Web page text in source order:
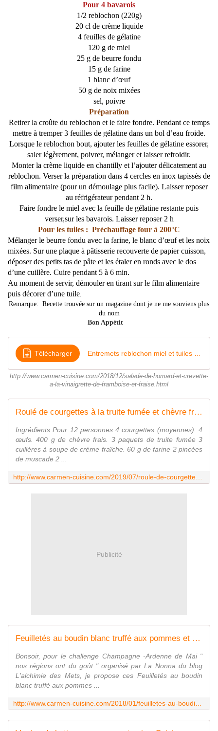
Pour 4 bavarois
1/2 reblochon (220g)
20 cl de crème liquide
4 feuilles de gélatine
120 g de miel
25 g de beurre fondu
15 g de farine
1 blanc d’œuf
50 g de noix mixées
sel, poivre
Préparation
Retirer la croûte du reblochon et le faire fondre. Pendant ce temps
mettre à tremper 3 feuilles de gélatine dans un bol d’eau froide.
Lorsque le reblochon bout, ajouter les feuilles de gélatine essorer,
saler légèrement, poivrer, mélanger et laisser refroidir.
Monter la crème liquide en chantilly et l’ajouter délicatement au
reblochon. Verser la préparation dans 4 cercles en inox tapissés de
film alimentaire (pour un démoulage plus facile). Laisser reposer
au réfrigérateur pendant 2 h.
Faire fondre le miel avec la feuille de gélatine restante puis
verser,sur les bavarois. Laisser reposer 2 h
Pour les tuiles : Préchauffage four à 200°C
Mélanger le beurre fondu avec la farine, le blanc d’œuf et les noix
mixées. Sur une plaque à pâtisserie recouverte de papier cuisson,
déposer des petits tas de pâte et les étaler en ronds avec le dos
d’une cuillère. Cuire pendant 5 à 6 min.
Au moment de servir, démouler en tirant sur le film alimentaire
puis décorer d’une tuile.
Remarque: Recette trouvée sur un magazine dont je ne me souviens plus
du nom
Bon Appétit
Télécharger
http://www.carmen-cuisine.com/2018/12/salade-de-homard-et-crevette-
a-la-vinaigrette-de-framboise-et-fraise.html
Roulé de courgettes à la truite fumée et chèvre frais - Cuisine gourmande de Carmencita
Ingrédients Pour 12 personnes 4 courgettes (moyennes). 4
œufs. 400 g de chèvre frais. 3 paquets de truite fumée 3
cuillères à soupe de crème fraîche. 60 g de farine 2 pincées
de muscade 2 ...
Publicité
Feuilletés au boudin blanc truffé aux pommes et confit d'oignon au balsamique - Cuisine gourmande de Carmencita
Bonsoir, pour le challenge Champagne -Ardenne de Mai "
nos régions ont du goût " organisé par La Nonna du blog
L'alchimie des Mets, je propose ces Feuilletés au boudin
blanc truffé aux pommes ...